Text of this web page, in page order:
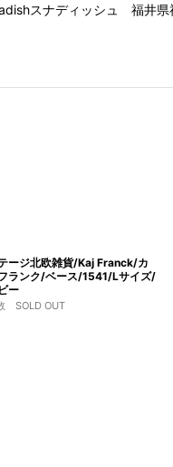
スナディッシュ 福井
ージ北欧雑貨/Kaj Franck/カ
ランク/ベース/1541/Lサイズ/
ー
SOLD OUT